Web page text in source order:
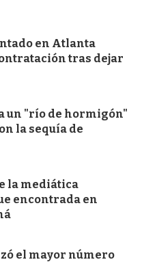
en Atlanta
tras dejar
un "río de hormigón"
la sequía de
la mediática
encontrada en
el mayor número